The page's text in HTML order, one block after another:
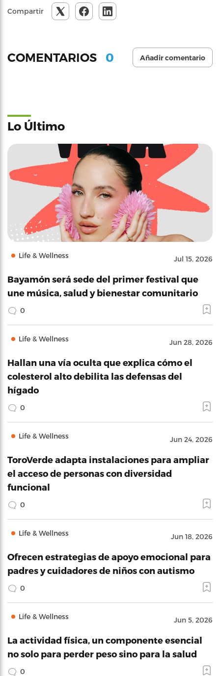
Compartir
COMENTARIOS 0 Añadir comentario
Lo Último
Life & Wellness Jul 15, 2026
Bayamón será sede del primer festival que
une música, salud y bienestar comunitario
0
Life & Wellness Jun 28, 2026
Hallan una vía oculta que explica cómo el
colesterol alto debilita las defensas del
hígado
0
Life & Wellness Jun 24, 2026
ToroVerde adapta instalaciones para ampliar
el acceso de personas con diversidad
funcional
0
Life & Wellness Jun 18, 2026
Ofrecen estrategias de apoyo emocional para
padres y cuidadores de niños con autismo
0
Life & Wellness Jun 5, 2026
La actividad física, un componente esencial
no solo para perder peso sino para la salud
0